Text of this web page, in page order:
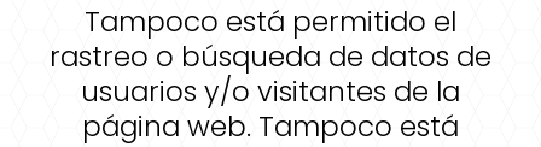
Tampoco está permitido el
rastreo o búsqueda de datos de
usuarios y/o visitantes de la
página web. Tampoco está